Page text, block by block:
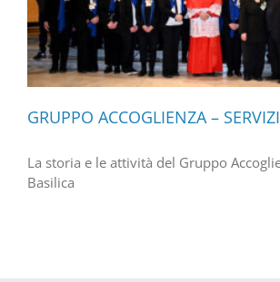
GRUPPO ACCOGLIENZA –
La storia e le attività del Gruppo
Basilica